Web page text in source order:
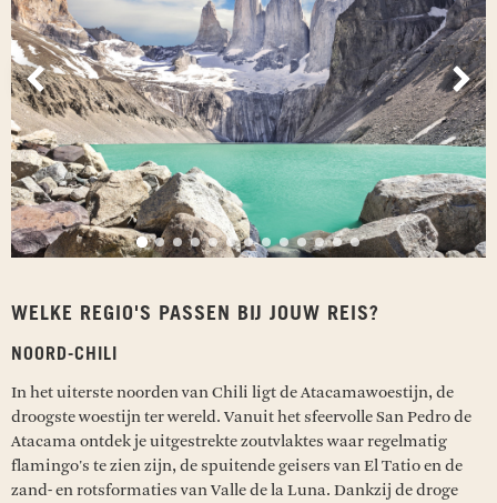
Vorige
WELKE REGIO'S PASSEN BIJ JOUW REIS?
NOORD-CHILI
In het uiterste noorden van Chili ligt de Atacamawoestijn, de
droogste woestijn ter wereld. Vanuit het sfeervolle San Pedro de
Atacama ontdek je uitgestrekte zoutvlaktes waar regelmatig
flamingo's te zien zijn, de spuitende geisers van El Tatio en de
zand- en rotsformaties van Valle de la Luna. Dankzij de droge